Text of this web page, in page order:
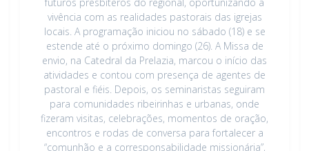
vivência com as realidades pastorais das igrejas
locais. A programação iniciou no sábado (18) e se
estende até o próximo domingo (26). A Missa de
envio, na Catedral da Prelazia, marcou o início das
atividades e contou com presença de agentes de
pastoral e fiéis. Depois, os seminaristas seguiram
para comunidades ribeirinhas e urbanas, onde
fizeram visitas, celebrações, momentos de oração,
encontros e rodas de conversa para fortalecer a
“comunhão e a corresponsabilidade missionária”,